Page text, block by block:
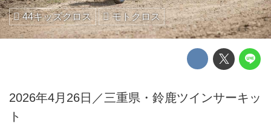
44キッズクロス モトクロス
2026年4月26日／三重県・鈴鹿ツインサーキッ
ト